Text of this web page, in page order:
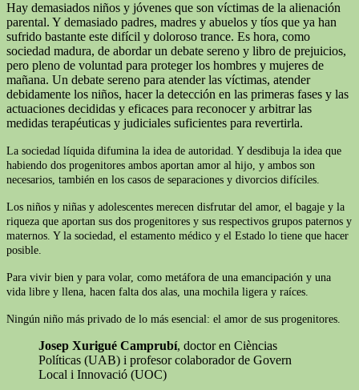
Hay demasiados niños y jóvenes que son víctimas de la alienación
parental. Y demasiado padres, madres y abuelos y tíos que ya han
sufrido bastante este difícil y doloroso trance. Es hora, como
sociedad madura, de abordar un debate sereno y libro de prejuicios,
pero pleno de voluntad para proteger los hombres y mujeres de
mañana. Un debate sereno para atender las víctimas, atender
debidamente los niños, hacer la detección en las primeras fases y las
actuaciones decididas y eficaces para reconocer y arbitrar las
medidas terapéuticas y judiciales suficientes para revertirla.
La sociedad líquida difumina la idea de autoridad. Y desdibuja la idea que
habiendo dos progenitores ambos aportan amor al hijo, y ambos son
necesarios, también en los casos de separaciones y divorcios difíciles.
Los niños y niñas y adolescentes merecen disfrutar del amor, el bagaje y la
riqueza que aportan sus dos progenitores y sus respectivos grupos paternos y
maternos. Y la sociedad, el estamento médico y el Estado lo tiene que hacer
posible.
Para vivir bien y para volar, como metáfora de una emancipación y una
vida libre y llena, hacen falta dos alas, una mochila ligera y raíces.
Ningún niño más privado de lo más esencial: el amor de sus progenitores.
Josep Xurigué Camprubí, doctor en Cièncias
Políticas (UAB) i profesor colaborador de Govern
Local i Innovació (UOC)